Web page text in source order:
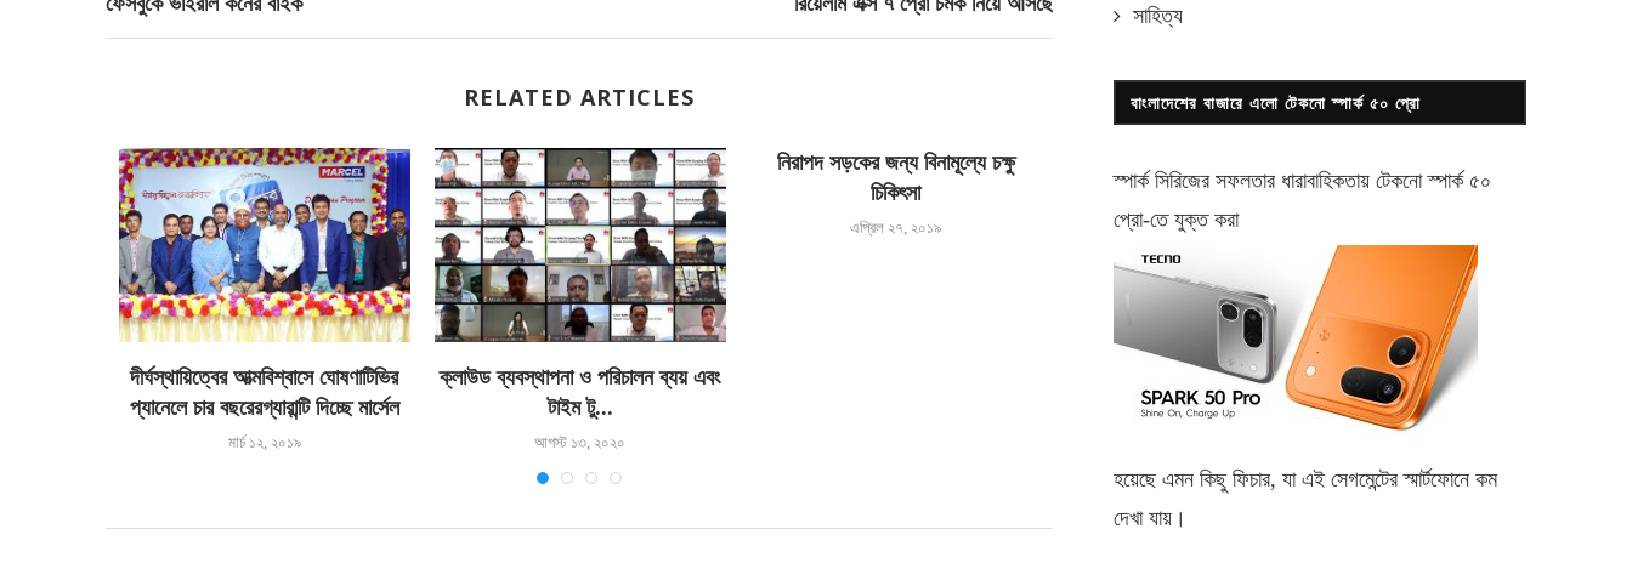
RELATED ARTICLES
দীর্ঘস্থায়িত্বের আত্মবিশ্বাসে ঘোষণাটিভির
প্যানেলে চার বছরেরগ্যারান্টি দিচ্ছে মার্সেল
মার্চ ১২, ২০১৯
ক্লাউড ব্যবস্থাপনা ও পরিচালন ব্যয় এবং
টাইম টু...
আগস্ট ১৩, ২০২০
নিরাপদ সড়কের জন্য বিনামূল্যে চক্ষু
চিকিৎসা
এপ্রিল ২৭, ২০১৯
স্মার্টফোন অ্যান্ড ট্যাব এক্সপোতে ৪০ শতাংশ
ছাড় ঘোষণা...
স্বতঃফূর্ত অংশগ্রহণের মধ্য দিয়ে
সাহিত্য
বাংলাদেশের বাজারে এলো টেকনো স্পার্ক ৫০ প্রো
স্পার্ক সিরিজের সফলতার ধারাবাহিকতায় টেকনোস্পার্ক ৫০
প্রো-তে যুক্ত করা
হয়েছে এমন কিছু ফিচার, যা এই সেগমেন্টের স্মার্টফোনে কম
দেখা যায়।